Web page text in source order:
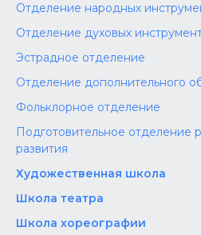
Отделение народных
Отделение духовых
Эстрадное отделение
Отделение дополнительного
Фольклорное отделение
Подготовительное отделение
развития
Художественная школа
Школа‌‌‌‌ театра
Школа хореографии